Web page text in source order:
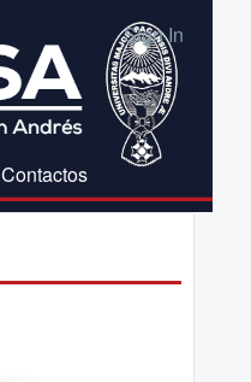
Sign In
Contactos